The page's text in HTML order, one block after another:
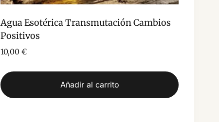
Agua Esotérica Transmutación Cambios
Positivos
10,00 €
Añadir al carrito